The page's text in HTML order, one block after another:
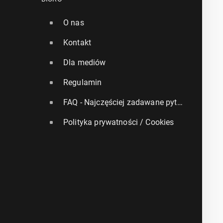
O nas
Kontakt
Dla mediów
Regulamin
FAQ - Najczęściej zadawane pytania
Polityka prywatności / Cookies